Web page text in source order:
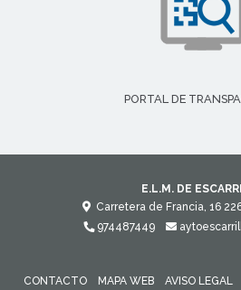
PORTAL DE
E.L.M. DE
Carretera de Francia, 16
974487449
CONTACTO MAPA WEB AVISO LEGAL